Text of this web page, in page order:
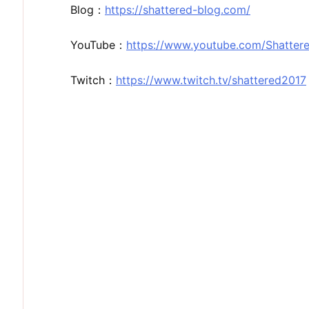
Blog： https://shattered-blog.com/
YouTube： https://www.youtube.com/
Twitch： https://www.twitch.tv/shattered2017